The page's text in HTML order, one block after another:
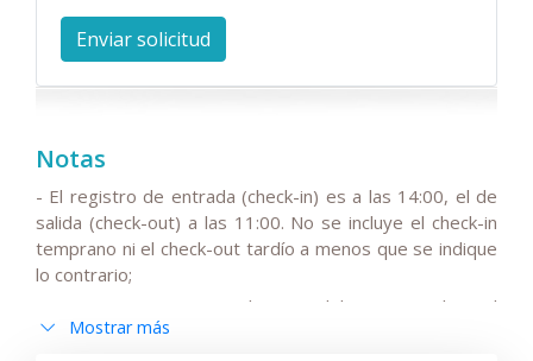
Notas
- El registro de entrada (check-in) es a las 14:00, el de
salida (check-out) a las 11:00. No se incluye el check-in
temprano ni el check-out tardío a menos que se indique
lo contrario;
- Tenga en cuenta que el precio del tour no incluye el
IVA estacional del 15 %, el cual puede ser añadido al
Mostrar más